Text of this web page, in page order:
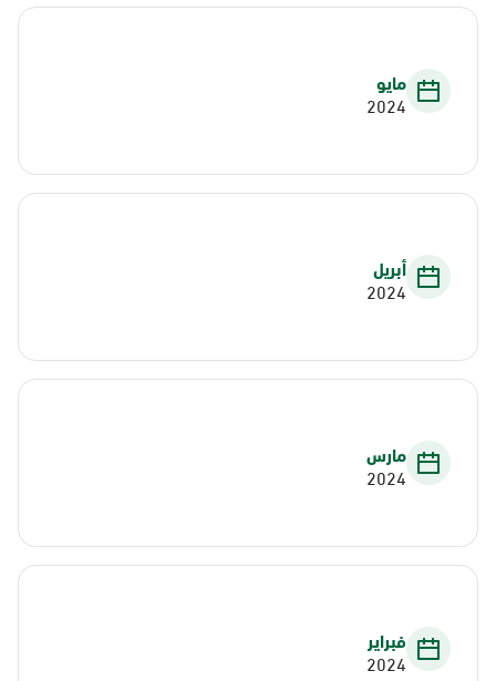
مايو
2024
أبريل
2024
مارس
2024
فبراير
2024